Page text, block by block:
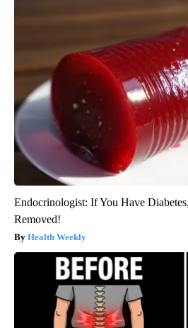
Endocrinologist: If You Have
Removed!
Health Weekly